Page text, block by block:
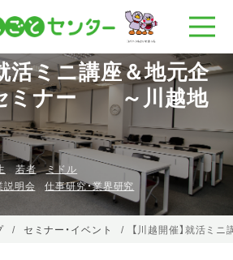
活ミニ講座＆地元企
ミナー ～川越地
若者
ミドル
明会
仕事研究・業界研究
セミナー・イベント 【川越開催】就活